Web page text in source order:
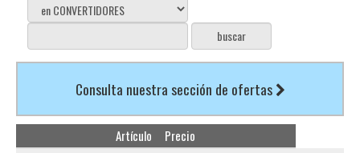
Consulta nuestra sección de ofertas
Artículo Precio